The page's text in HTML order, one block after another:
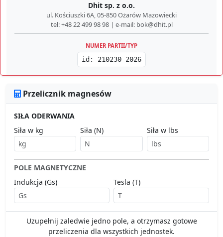
Dhit sp. z o.o.
ul. Kościuszki 6A, 05-850 Ożarów Mazowiecki
tel: +48 22 499 98 98 | e-mail: bok@dhit.pl
NUMER PARTII/TYP
id: 210230-2026
Przelicznik magnesów
SIŁA ODERWANIA
Siła w kg
Siła (N) Siła w lbs
POLE MAGNETYCZNE
Indukcja (Gs)
Tesla (T)
Uzupełnij zaledwie jedno pole, a otrzymasz gotowe
przeliczenia dla wszystkich jednostek.